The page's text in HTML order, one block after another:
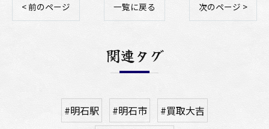
< 前のページ 一覧に戻る 次のページ >
関連タグ
#明石駅 #明石市
#買取大吉